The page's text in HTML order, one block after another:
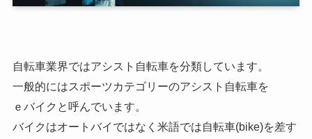
自転車業界ではアシスト自転車を分類しています。
一般的にはスポーツカテゴリーのアシスト自転車を
ｅバイクと呼んでいます。
バイクはオートバイではなく米語では自転車(bike)を差す